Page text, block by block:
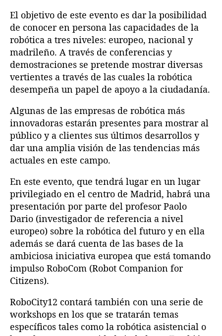
El objetivo de este evento es dar la posibilidad
de conocer en persona las capacidades de la
robótica a tres niveles: europeo, nacional y
madrileño. A través de conferencias y
demostraciones se pretende mostrar diversas
vertientes a través de las cuales la robótica
desempeña un papel de apoyo a la ciudadanía.
Algunas de las empresas de robótica más
innovadoras estarán presentes para mostrar al
público y a clientes sus últimos desarrollos y
dar una amplia visión de las tendencias más
actuales en este campo.
En este evento, que tendrá lugar en un lugar
privilegiado en el centro de Madrid, habrá una
presentación por parte del profesor Paolo
Dario (investigador de referencia a nivel
europeo) sobre la robótica del futuro y en ella
además se dará cuenta de las bases de la
ambiciosa iniciativa europea que está tomando
impulso RoboCom (Robot Companion for
Citizens).
RoboCity12 contará también con una serie de
workshops en los que se tratarán temas
específicos tales como la robótica asistencial o